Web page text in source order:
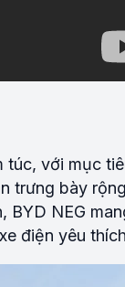
túc, với mục
trưng bày
NEG
điện yêu